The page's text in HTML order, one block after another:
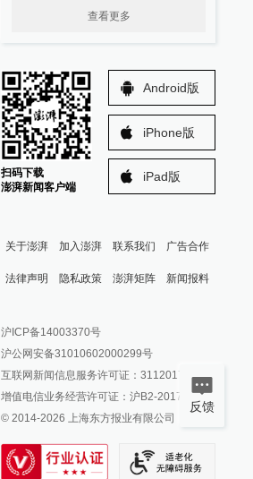
查看更多
扫码下载
澎湃新闻客户端
Android版
iPhone版
iPad版
关于澎湃 加入澎湃 联系我们 广告合作
法律声明 隐私政策 澎湃矩阵
澎湃新闻公众号
澎湃新闻抖音号
派生万物开放平台
IP SHANGHAI
SIXTH TONE
新闻报料
报料邮箱: news@thepaper.cn
沪ICP备14003370号
沪公网安备31010602000299号
互联网新闻信息服务许可证：31120170006
增值电信业务经营许可证：沪B2-2017116
© 2014-2026 上海东方报业有限公司
反馈